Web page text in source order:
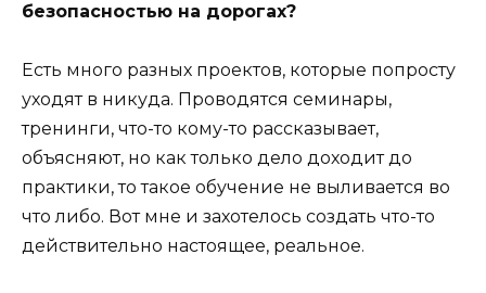
безопасностью на дорогах?
Есть много разных проектов, которые попросту
уходят в никуда. Проводятся семинары,
тренинги, что-то кому-то рассказывает,
объясняют, но как только дело доходит до
практики, то такое обучение не выливается во
что либо. Вот мне и захотелось создать что-то
действительно настоящее, реальное.